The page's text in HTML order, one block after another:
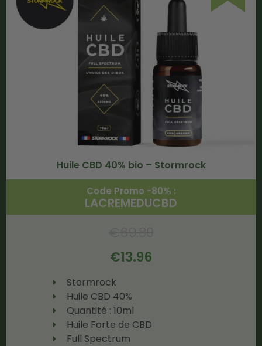
Huile CBD 40% bio – Stormrock
Code Promo -80% :
LACREMEDUCBD
€13.96
Stormrock
Huile CBD 40%
Quantité : 10ml
Huile Forte de CBD
Full Spectrum